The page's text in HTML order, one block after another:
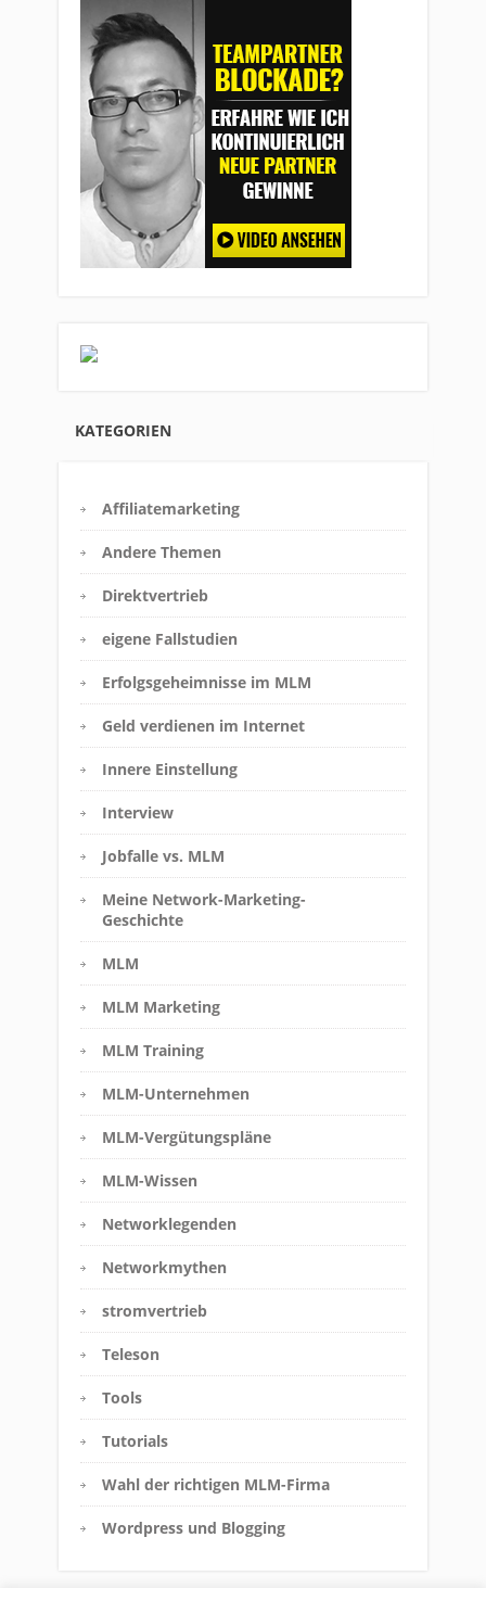
KATEGORIEN
Affiliatemarketing
Andere Themen
Direktvertrieb
eigene Fallstudien
Erfolgsgeheimnisse im MLM
Geld verdienen im Internet
Innere Einstellung
Interview
Jobfalle vs. MLM
Meine Network-Marketing-
Geschichte
MLM
MLM Marketing
MLM Training
MLM-Unternehmen
MLM-Vergütungspläne
MLM-Wissen
Networklegenden
Networkmythen
stromvertrieb
Teleson
Tools
Tutorials
Wahl der richtigen MLM-Firma
Wordpress und Blogging